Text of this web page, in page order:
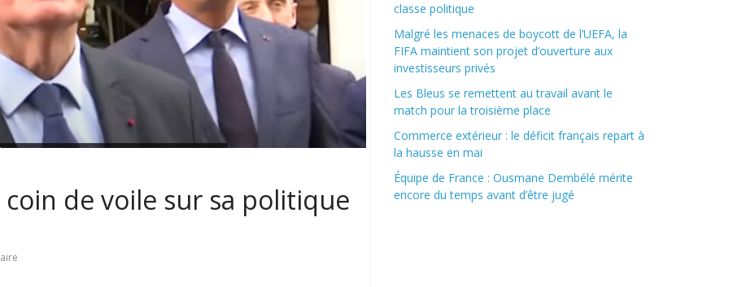
de voile sur sa politique
classe politique
Malgré les menaces de boycott de l’UEFA, la
FIFA maintient son projet d’ouverture aux
investisseurs privés
Les Bleus se remettent au travail avant le
match pour la troisième place
Commerce extérieur : le déficit français repart à
la hausse en mai
Équipe de France : Ousmane Dembélé mérite
encore du temps avant d’être jugé